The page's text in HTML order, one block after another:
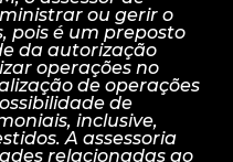
ou gerir o
pois é um preposto
da autorização
operações no
de operações
de
inclusive,
A assessoria
relacionadas ao